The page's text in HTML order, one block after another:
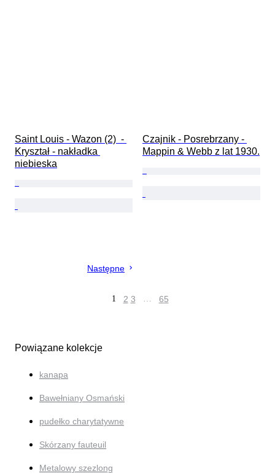
Saint Louis - Wazon (2)  -
Kryształ - nakładka
niebieska
Czajnik - Posrebrzany -
Mappin & Webb z lat 1930.
Następne
1 2 3 … 65
Powiązane kolekcje
kanapa
Bawełniany Osmański
pudełko charytatywne
Skórzany fauteuil
Metalowy szezlong